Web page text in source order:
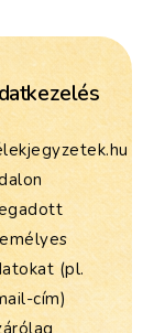
(pl.
cím)